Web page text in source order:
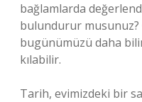
bağlamlarda
bulundurur musunuz?
bugünümüzü daha
kılabilir.
Tarih, evimizdeki bir